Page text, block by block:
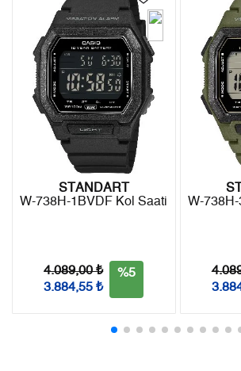
6
262,53 ₺
8 234,71 ₺
9
2
- Kargonuz elinize ulaştığı tarihten itibaren
iade edebilirsiniz.
STANDART
W-738H-1BVDF Kol Saati
4.089,00 ₺
3.884,55 ₺
%5
W-